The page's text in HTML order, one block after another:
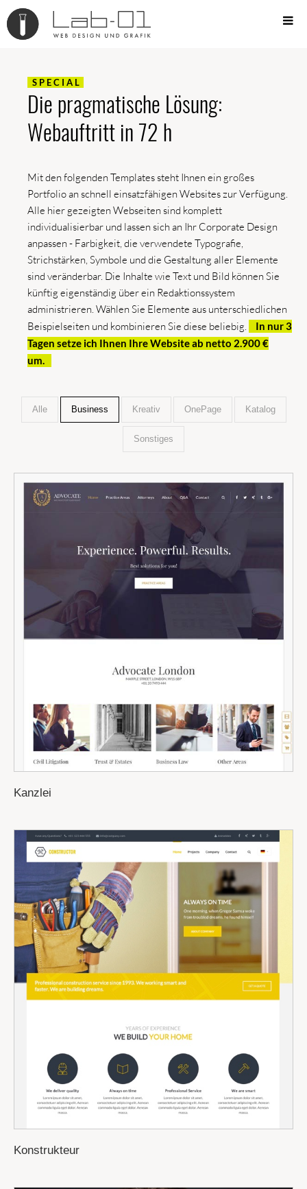
S P E C I A L
Die pragmatische Lösung:
Webauftritt in 72 h
Mit den folgenden Templates steht Ihnen ein großes
Portfolio an schnell einsatzfähigen Websites zur Verfügung.
Alle hier gezeigten Webseiten sind komplett
individualisierbar und lassen sich an Ihr Corporate Design
anpassen - Farbigkeit, die verwendete Typografie,
Strichstärken, Symbole und die Gestaltung aller Elemente
sind veränderbar. Die Inhalte wie Text und Bild können Sie
künftig eigenständig über ein Redaktionssystem
administrieren. Wählen Sie Elemente aus unterschiedlichen
Beispielseiten und kombinieren Sie diese beliebig.
In nur 3
Tagen setze ich Ihnen Ihre Website ab netto 2.900 €
um.
Alle Business Kreativ OnePage Katalog
Sonstiges
Kanzlei
Konstrukteur